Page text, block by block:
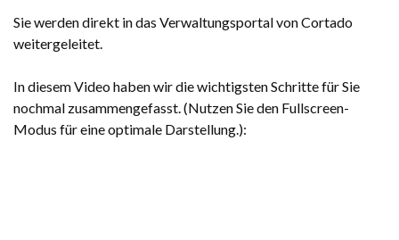
Sie werden direkt in das Verwaltungsportal von Cortado
weitergeleitet.
In diesem Video haben wir die wichtigsten Schritte für Sie
nochmal zusammengefasst. (Nutzen Sie den Fullscreen-
Modus für eine optimale Darstellung.):